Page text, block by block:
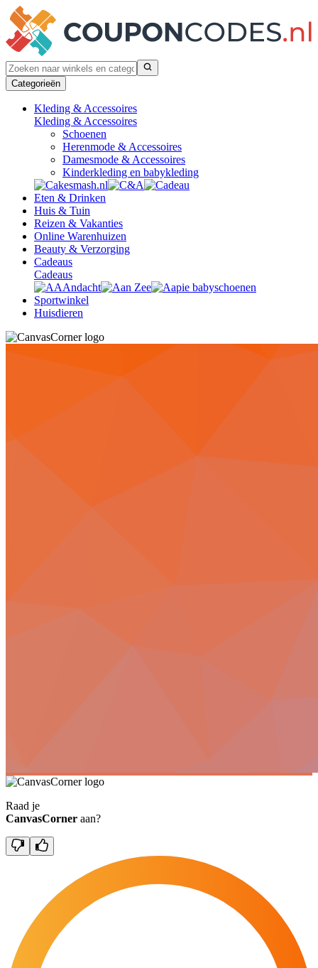
Categorieën
Kleding & Accessoires
Kleding & Accessoires
Schoenen
Herenmode & Accessoires
Damesmode & Accessoires
Kinderkleding en babykleding
Eten & Drinken
Huis & Tuin
Reizen & Vakanties
Online Warenhuizen
Beauty & Verzorging
Cadeaus
Cadeaus
Sportwinkel
Huisdieren
Raad je
CanvasCorner aan?